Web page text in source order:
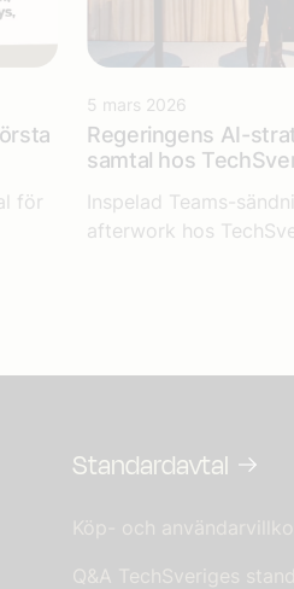
för
5 mars 2026
Regeringens AI-
samtal hos
Inspelad Teams-
afterwork hos
Standardavtal
Köp- och användarvillkor
Q&A TechSveriges